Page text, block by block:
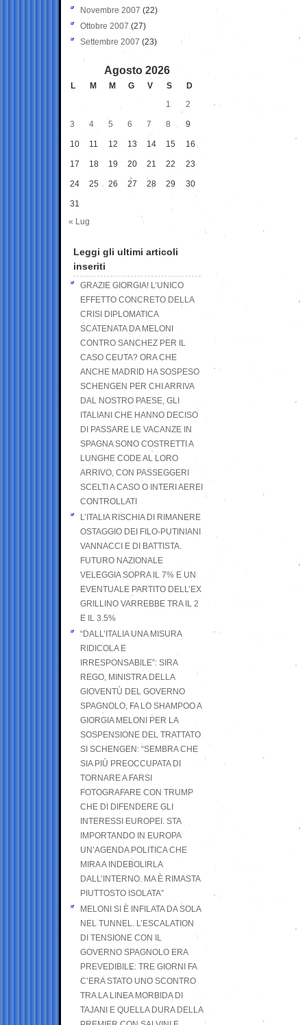
Novembre 2007 (22)
Ottobre 2007 (27)
Settembre 2007 (23)
Agosto 2026
L M M G V S
D
1
2
3 4 5 6 7 8 9
10 11 12 13 14 15 16
17 18 19 20 21 22 23
24 25 26 27 28 29 30
31
« Lug
Leggi gli ultimi articoli
inseriti
GRAZIE GIORGIA! L’UNICO
EFFETTO CONCRETO DELLA
CRISI DIPLOMATICA
SCATENATA DA MELONI
CONTRO SANCHEZ PER IL
CASO CEUTA? ORA CHE
ANCHE MADRID HA SOSPESO
SCHENGEN PER CHI ARRIVA
DAL NOSTRO PAESE, GLI
ITALIANI CHE HANNO DECISO
DI PASSARE LE VACANZE IN
SPAGNA SONO COSTRETTI A
LUNGHE CODE AL LORO
ARRIVO, CON PASSEGGERI
SCELTI A CASO O INTERI AEREI
CONTROLLATI
L’ITALIA RISCHIA DI RIMANERE
OSTAGGIO DEI FILO-PUTINIANI
VANNACCI E DI BATTISTA.
FUTURO NAZIONALE
VELEGGIA SOPRA IL 7% E UN
EVENTUALE PARTITO DELL’EX
GRILLINO VARREBBE TRA IL 2
E IL 3.5%
“DALL’ITALIA UNA MISURA
RIDICOLA E
IRRESPONSABILE”: SIRA
REGO, MINISTRA DELLA
GIOVENTÙ DEL GOVERNO
SPAGNOLO, FA LO SHAMPOO A
GIORGIA MELONI PER LA
SOSPENSIONE DEL TRATTATO
SI SCHENGEN: “SEMBRA CHE
SIA PIÙ PREOCCUPATA DI
TORNARE A FARSI
FOTOGRAFARE CON TRUMP
CHE DI DIFENDERE GLI
INTERESSI EUROPEI. STA
IMPORTANDO IN EUROPA
UN’AGENDA POLITICA CHE
MIRA A INDEBOLIRLA
DALL’INTERNO. MA È RIMASTA
PIUTTOSTO ISOLATA”
MELONI SI È INFILATA DA SOLA
NEL TUNNEL. L’ESCALATION
DI TENSIONE CON IL
GOVERNO SPAGNOLO ERA
PREVEDIBILE: TRE GIORNI FA
C’ERA STATO UNO SCONTRO
TRA LA LINEA MORBIDA DI
TAJANI E QUELLA DURA DELLA